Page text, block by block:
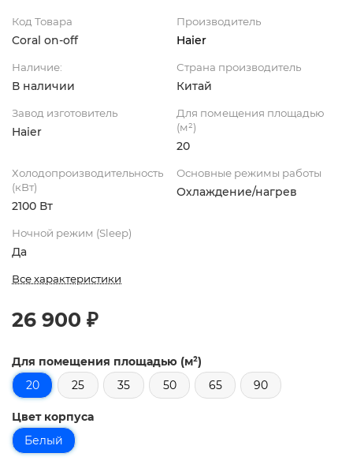
Код Товара
Coral on-off
Производитель
Haier
Наличие:
В наличии
Страна производитель
Китай
Завод изготовитель
Haier
Для помещения площадью
(м²)
20
Холодопроизводительность
(кВт)
2100 Вт
Основные режимы работы
Охлаждение/нагрев
Ночной режим (Sleep)
Да
Все характеристики
26 900 ₽
Для помещения площадью (м²)
20
25 35 50 65 90
Цвет корпуса
Белый